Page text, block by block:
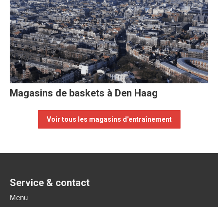
Magasins de baskets à Den Haag
Voir tous les magasins d'entraînement
Service & contact
Menu